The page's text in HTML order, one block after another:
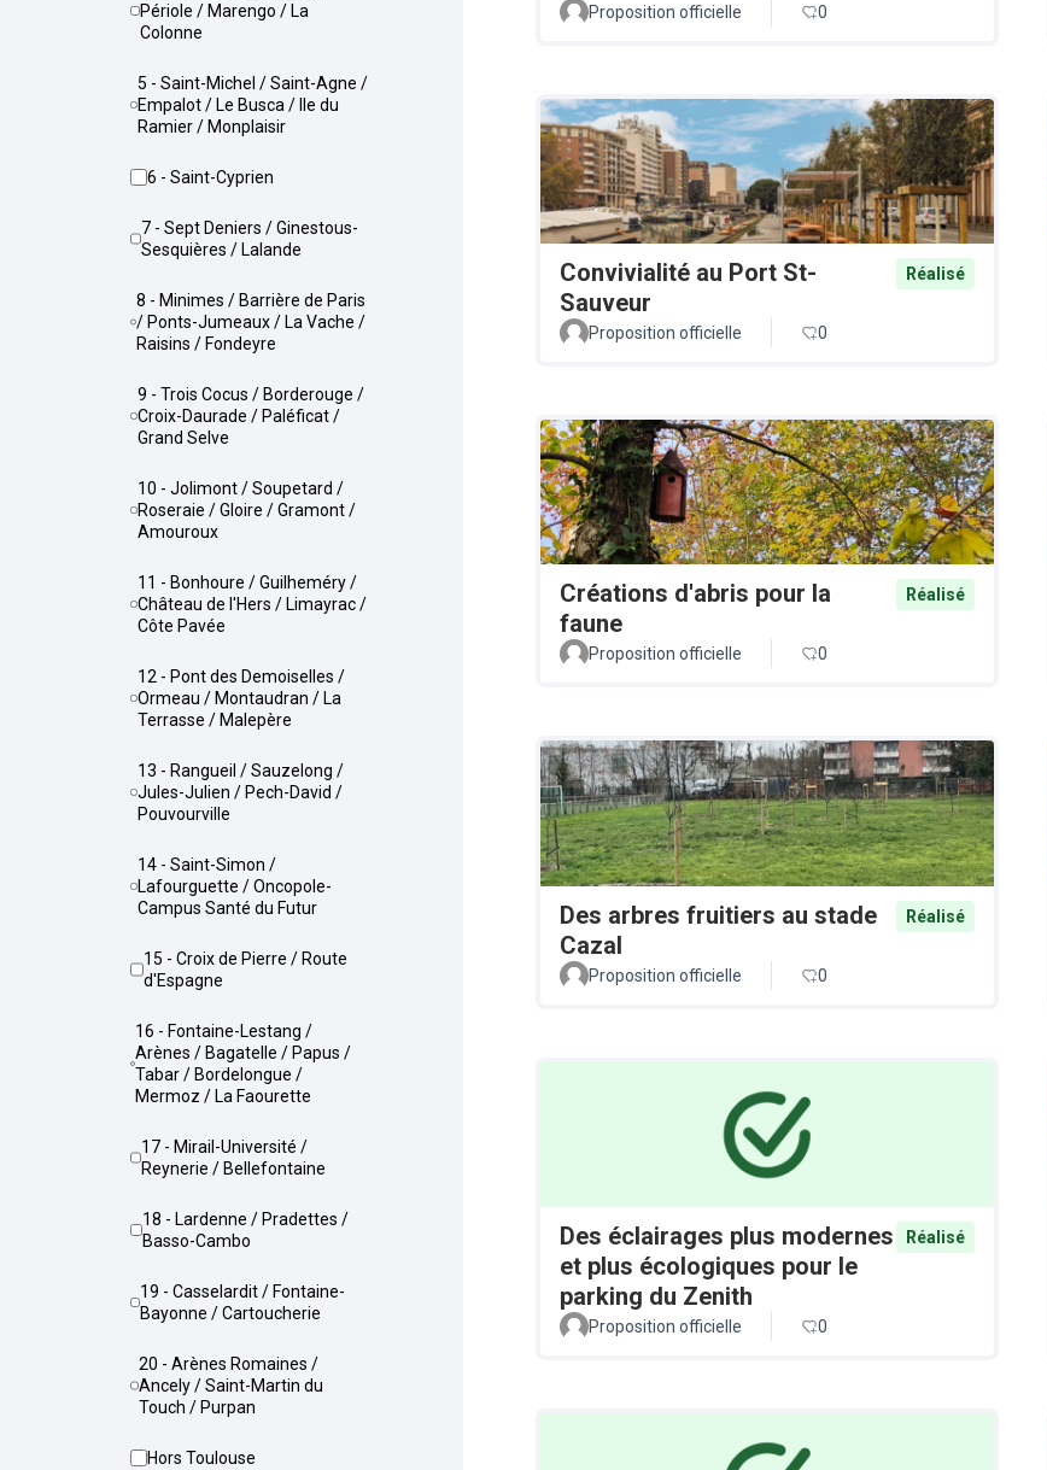
Périole / Marengo / La
Colonne
5 - Saint-Michel / Saint-Agne /
Empalot / Le Busca / Ile du
Ramier / Monplaisir
6 - Saint-Cyprien
7 - Sept Deniers / Ginestous-
Sesquières / Lalande
8 - Minimes / Barrière de Paris
/ Ponts-Jumeaux / La Vache /
Raisins / Fondeyre
9 - Trois Cocus / Borderouge /
Croix-Daurade / Paléficat /
Grand Selve
10 - Jolimont / Soupetard /
Roseraie / Gloire / Gramont /
Amouroux
11 - Bonhoure / Guilheméry /
Château de l'Hers / Limayrac /
Côte Pavée
12 - Pont des Demoiselles /
Ormeau / Montaudran / La
Terrasse / Malepère
13 - Rangueil / Sauzelong /
Jules-Julien / Pech-David /
Pouvourville
14 - Saint-Simon /
Lafourguette / Oncopole-
Campus Santé du Futur
15 - Croix de Pierre / Route
d'Espagne
16 - Fontaine-Lestang /
Arènes / Bagatelle / Papus /
Tabar / Bordelongue /
Mermoz / La Faourette
17 - Mirail-Université /
Reynerie / Bellefontaine
18 - Lardenne / Pradettes /
Basso-Cambo
19 - Casselardit / Fontaine-
Bayonne / Cartoucherie
20 - Arènes Romaines /
Ancely / Saint-Martin du
Touch / Purpan
Hors Toulouse
Proposition officielle 0
Convivialité au Port St-
Sauveur
Réalisé
Proposition officielle 0
Créations d'abris pour la
faune
Réalisé
Proposition officielle 0
Des arbres fruitiers au stade
Cazal
Réalisé
Proposition officielle 0
Des éclairages plus modernes
et plus écologiques pour le
parking du Zenith
Réalisé
Proposition officielle 0